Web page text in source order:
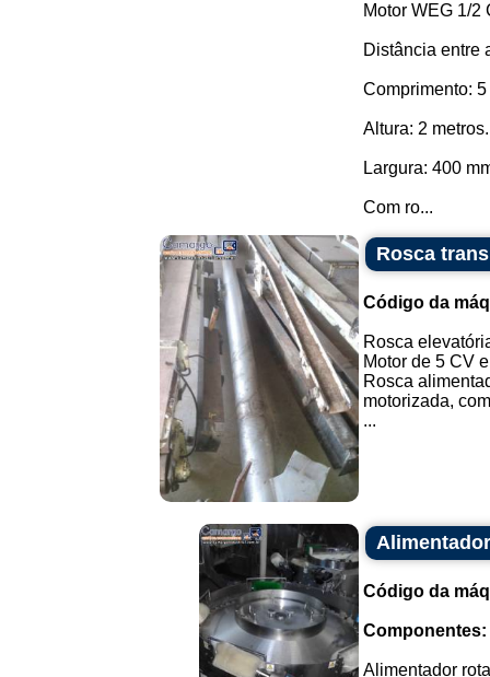
Motor WEG 1/2
Distância entre
Comprimento:
Altura: 2 metros.
Largura: 400
Com ro...
Rosca
Código da
Rosca
Motor de 5 CV
Rosca
motorizada,
...
Código da
Componentes:
Alimentador